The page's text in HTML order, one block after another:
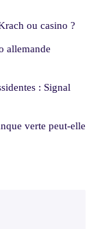
ou casino ?
allemande
: Signal
verte peut-elle